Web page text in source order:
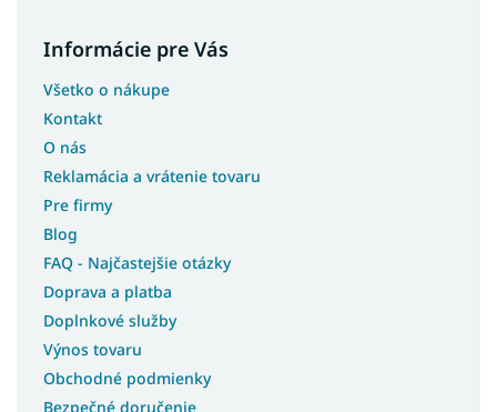
Informácie pre Vás
Všetko o nákupe
Kontakt
O nás
Reklamácia a vrátenie tovaru
Pre firmy
Blog
FAQ - Najčastejšie otázky
Doprava a platba
Doplnkové služby
Výnos tovaru
Obchodné podmienky
Bezpečné doručenie